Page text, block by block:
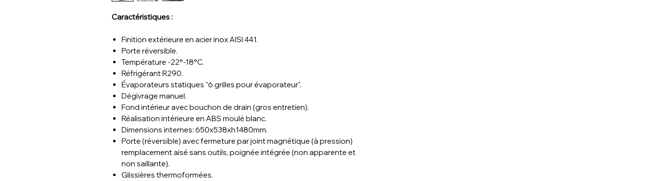
Caractéristiques :
Finition extérieure en acier inox AISI 441.
Porte réversible.
Température -22°-18°C.
Réfrigérant R290.
Évaporateurs statiques "6 grilles pour évaporateur".
Dégivrage manuel.
Fond intérieur avec bouchon de drain (gros entretien).
Réalisation intérieure en ABS moulé blanc.
Dimensions internes: 650x538xh1480mm.
Porte (réversible) avec fermeture par joint magnétique (à pression)
remplacement aisé sans outils, poignée intégrée (non apparente et
non saillante).
Glissières thermoformées.